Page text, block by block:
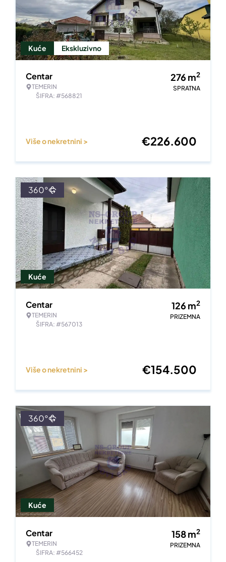
Kuće Ekskluzivno
Centar
TEMERIN
ŠIFRA: #568821
276 m2
SPRATNA
Više o nekretnini > €226.600
Kuće
360°
Centar
TEMERIN
ŠIFRA: #567013
126 m2
PRIZEMNA
Više o nekretnini > €154.500
Kuće
360°
Centar
TEMERIN
ŠIFRA: #566452
158m2
PRIZEMNA